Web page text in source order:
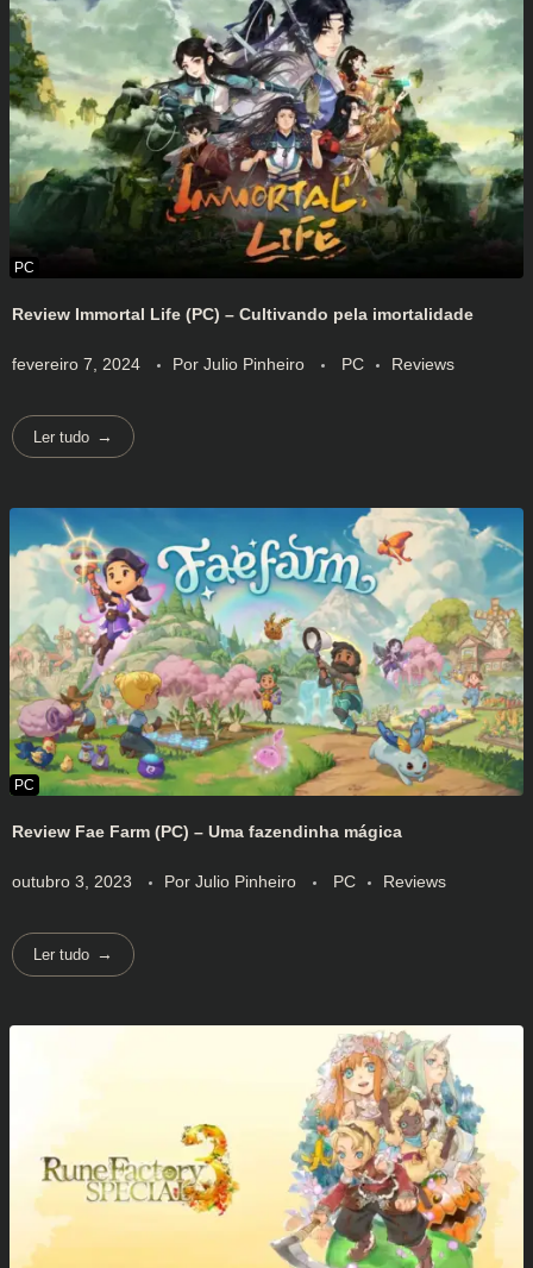
Review Immortal Life (PC) – Cultivando pela imortalidade
fevereiro 7, 2024 Por Julio Pinheiro PC Reviews
Ler tudo
Review Fae Farm (PC) – Uma fazendinha mágica
outubro 3, 2023 Por Julio Pinheiro PC Reviews
Ler tudo